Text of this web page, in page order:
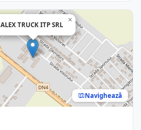
ALEX TRUCK ITP SRL
×
Navighează